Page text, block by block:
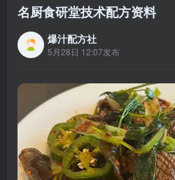
名厨食研堂技术配方资料
爆汁配方社
5月28日 12:07发布